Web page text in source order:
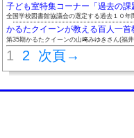
子ども室特集コーナー「過去の課
全国学校図書館協議会の選定する過去１０年
かるたクイーンが教える百人一首
第35期かるたクイーンの山﨑みゆきさん(福
1 2 次頁→